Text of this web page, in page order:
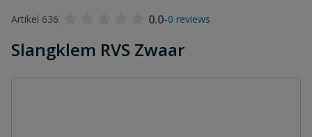
Artikel 636
0.0-0 reviews
Slangklem RVS Zwaar